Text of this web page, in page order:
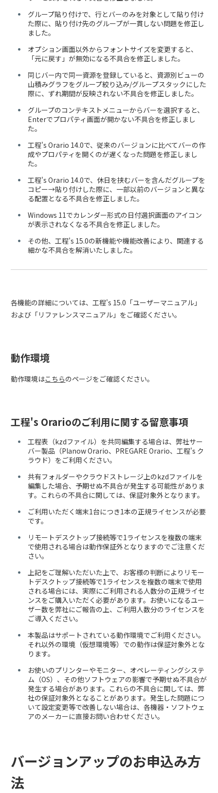
グループ貼り付けで、行とバーのみを対象として貼り付け
た際に、貼り付け先のグループが一貫しない問題を修正し
ました。
オプション画面以外からフォントサイズを変更すると、
「元に戻す」が無効になる不具合を修正しました。
同じバー内で同一資源を登録していると、資源別ビューの
山積みグラフをグループ絞り込み/グループスタックにした
際に、ずれ期間が反映されない不具合を修正しました。
グループのコンテキストメニューからバーを選択すると、
Enterでプロパティ画面が開かない不具合を修正しまし
た。
工程's Orario 14.0で、従来のバージョンに比べてバーの作
成やプロパティを開くのが遅くなった問題を修正しまし
た。
工程's Orario 14.0で、休日を挟むバーを含んだグループを
コピー→貼り付けした際に、一部以前のバージョンと異な
る配置となる不具合を修正しました。
Windows 11でカレンダー形式の日付選択画面のアイコン
が表示されなくなる不具合を修正しました。
その他、工程's 15.0の新機能や機能改善により、関連する
細かな不具合を解消いたしました。
各機能の詳細については、工程's 15.0「ユーザーマニュアル」
および「リファレンスマニュアル」をご確認ください。
動作環境
動作環境はこちらのページをご確認ください。
工程's Orarioのご利用に関する留意事項
工程表（kzdファイル）を共同編集する場合は、弊社サー
バー製品（Planow Orario、PREGARE Orario、工程's ク
ラウド）をご利用ください。
共有フォルダーやクラウドストレージ上のkzdファイルを
編集した場合、予期せぬ不具合が発生する可能性がありま
す。これらの不具合に関しては、保証対象外となります。
ご利用いただく端末1台につき1本の正規ライセンスが必要
です。
リモートデスクトップ接続等で1ライセンスを複数の端末
で使用される場合は動作保証外となりますのでご注意くだ
さい。
上記をご理解いただいた上で、お客様の判断によりリモー
トデスクトップ接続等で1ライセンスを複数の端末で使用
される場合には、実際にご利用される人数分の正規ライセ
ンスをご購入いただく必要があります。お使いになるユー
ザー数を弊社にご報告の上、ご利用人数分のライセンスを
ご導入ください。
本製品はサポートされている動作環境でご利用ください。
それ以外の環境（仮想環境等）での動作は保証対象外とな
ります。
お使いのプリンターやモニター、オペレーティングシステ
ム（OS）、その他ソフトウェアの影響で予期せぬ不具合が
発生する場合があります。これらの不具合に関しては、弊
社の保証対象外となることがあります。発生した問題につ
いて設定変更等で改善しない場合は、各機器・ソフトウェ
アのメーカーに直接お問い合わせください。
バージョンアップのお申込み方
法